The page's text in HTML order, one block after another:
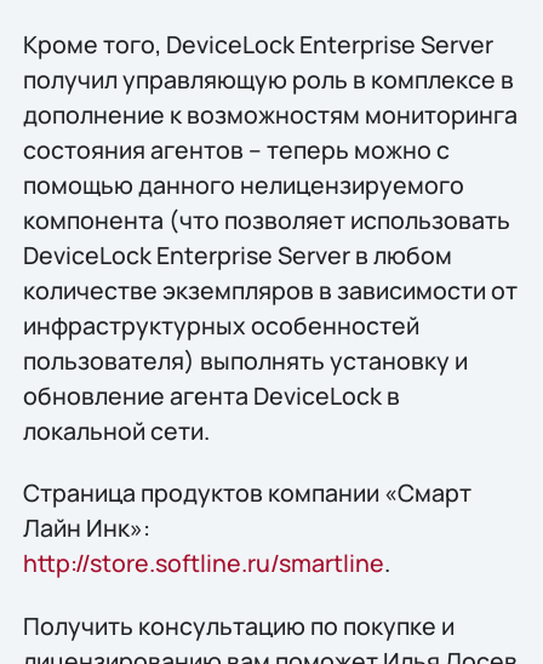
Кроме того, DeviceLock Enterprise Server
получил управляющую роль в комплексе в
дополнение к возможностям мониторинга
состояния агентов – теперь можно с
помощью данного нелицензируемого
компонента (что позволяет использовать
DeviceLock Enterprise Server в любом
количестве экземпляров в зависимости от
инфраструктурных особенностей
пользователя) выполнять установку и
обновление агента DeviceLock в
локальной сети.
Страница продуктов компании «Смарт
Лайн Инк»:
http://store.softline.ru/smartline.
Получить консультацию по покупке и